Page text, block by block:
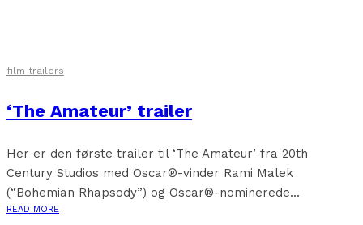
film trailers
‘The Amateur’ trailer
Her er den første trailer til ‘The Amateur’ fra 20th
Century Studios med Oscar®-vinder Rami Malek
(“Bohemian Rhapsody”) og Oscar®-nominerede...
READ MORE